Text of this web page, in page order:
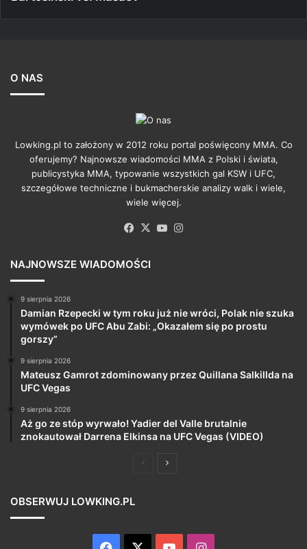
O NAS
Lowking.pl to założony w 2012 roku portal poświęcony MMA. Co
oferujemy? Najnowsze wiadomości MMA z Polski i świata,
publicystyka MMA, typowanie wszystkich gal KSW i UFC,
szczegółowe techniczne i bukmacherskie analizy walk i wiele,
wiele więcej.
Facebook
X YouTube
NAJNOWSZE WIADOMOŚCI
9 sierpnia 2026
Damian Rzepecki w tym roku już nie wróci, Polak nie szuka
wymówek po UFC Abu Zabi: „Okazałem się po prostu
gorszy”
9 sierpnia 2026
Mateusz Gamrot zdominowany przez Quillana Salkillda na
UFC Vegas
9 sierpnia 2026
Aż go ze stóp wyrwało! Yadier del Valle brutalnie
znokautował Darrena Elkinsa na UFC Vegas (VIDEO)
PoprzedniaNastępna
OBSERWUJ LOWKING.PL